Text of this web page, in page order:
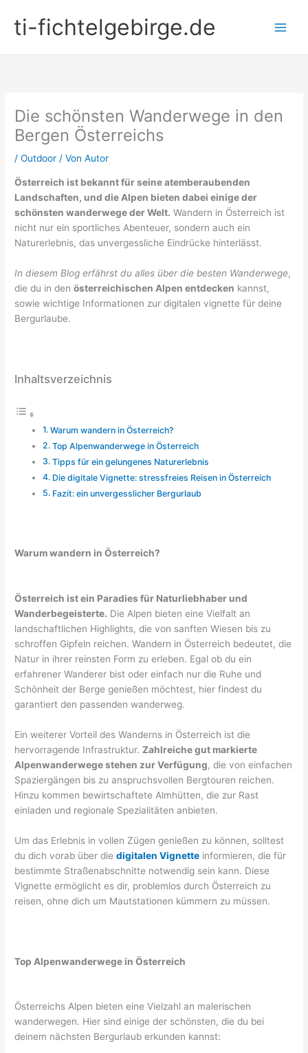
Inhalt
springenti-fichtelgebirge.de
Die schönsten Wanderwege in den
Bergen Österreichs
/Outdoor / VonAutor
Österreich ist bekannt für seine atemberaubenden
Landschaften, und die Alpen bieten dabei einige der
schönsten wanderwege der Welt. Wandern in Österreich ist
nicht nur ein sportliches Abenteuer, sondern auch ein
Naturerlebnis, das unvergessliche Eindrücke hinterlässt.
In diesem Blog erfährst du alles über die besten Wanderwege,
die du in denösterreichischen Alpen entdecken kannst,
sowie wichtige Informationen zur digitalen vignette für deine
Bergurlaube.
Inhaltsverzeichnis
Warum wandern in Österreich?
Top Alpenwanderwege in Österreich
Tipps für ein gelungenes Naturerlebnis
Die digitale Vignette: stressfreies Reisen in Österreich
Fazit: ein unvergesslicher Bergurlaub
Warum wandern in Österreich?
Österreich ist ein Paradies für Naturliebhaber und
Wanderbegeisterte. Die Alpen bieten eine Vielfalt an
landschaftlichen Highlights, die von sanften Wiesen bis zu
schroffen Gipfeln reichen. Wandern in Österreich bedeutet, die
Natur in ihrer reinsten Form zu erleben. Egal ob du ein
erfahrener Wanderer bist oder einfach nur die Ruhe und
Schönheit der Berge genießen möchtest, hier findest du
garantiert den passenden wanderweg.
Ein weiterer Vorteil des Wanderns in Österreich ist die
hervorragende Infrastruktur.Zahlreiche gut markierte
Alpenwanderwege stehen zur Verfügung, die von einfachen
Spaziergängen bis zu anspruchsvollen Bergtouren reichen.
Hinzu kommen bewirtschaftete Almhütten, die zur Rast
einladen und regionale Spezialitäten anbieten.
Um das Erlebnis in vollen Zügen genießen zu können, solltest
du dich vorab über diedigitalen Vignette informieren, die für
bestimmte Straßenabschnitte notwendig sein kann. Diese
Vignette ermöglicht es dir, problemlos durch Österreich zu
reisen, ohne dich um Mautstationen kümmern zu müssen.
Top Alpenwanderwege in Österreich
Österreichs Alpen bieten eine Vielzahl an malerischen
wanderwegen. Hier sind einige der schönsten, die du bei
deinem nächsten Bergurlaub erkunden kannst: